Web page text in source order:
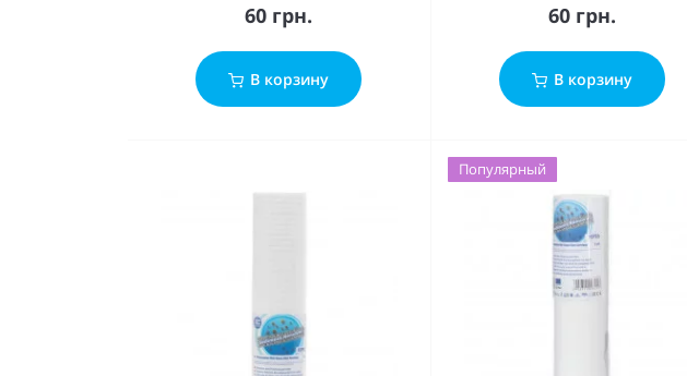
60 грн.
В корзину
60 грн.
В корзину
Популярный